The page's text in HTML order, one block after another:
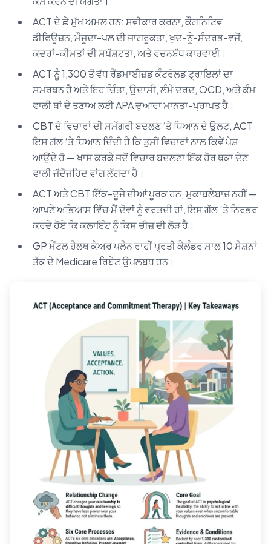
ACT ਦੇ ਛੇ ਮੁੱਖ ਅਮਲ ਹਨ: ਸਵੀਕਾਰ ਕਰਨਾ, ਕੌਗਨਿਟਿਵ
ਡੀਫਿਊਜ਼ਨ, ਮੌਜੂਦਾ-ਪਲ ਦੀ ਜਾਗਰੂਕਤਾ, ਖੁਦ-ਨੂੰ-ਸੰਦਰਭ-ਵਜੋਂ,
ਕਦਰਾਂ-ਕੀਮਤਾਂ ਦੀ ਸਪੱਸ਼ਟਤਾ, ਅਤੇ ਵਚਨਬੱਧ ਕਾਰਵਾਈ।
ACT ਨੂੰ 1,300 ਤੋਂ ਵੱਧ ਰੈਂਡਮਾਈਜ਼ਡ ਕੰਟਰੋਲਡ ਟ੍ਰਾਇਲਾਂ ਦਾ
ਸਮਰਥਨ ਹੈ ਅਤੇ ਇਹ ਚਿੰਤਾ, ਉਦਾਸੀ, ਲੰਮੇ ਦਰਦ, OCD, ਅਤੇ ਕੰਮ
ਵਾਲੀ ਥਾਂ ਦੇ ਤਣਾਅ ਲਈ APA ਦੁਆਰਾ ਮਾਨਤਾ-ਪ੍ਰਾਪਤ ਹੈ।
CBT ਦੇ ਵਿਚਾਰਾਂ ਦੀ ਸਮੱਗਰੀ ਬਦਲਣ ‘ਤੇ ਧਿਆਨ ਦੇ ਉਲਟ, ACT
ਇਸ ਗੱਲ ‘ਤੇ ਧਿਆਨ ਦਿੰਦੀ ਹੈ ਕਿ ਤੁਸੀਂ ਵਿਚਾਰਾਂ ਨਾਲ ਕਿਵੇਂ ਪੇਸ਼
ਆਉਂਦੇ ਹੋ — ਖਾਸ ਕਰਕੇ ਜਦੋਂ ਵਿਚਾਰ ਬਦਲਣਾ ਇੱਕ ਹੋਰ ਥਕਾ ਦੇਣ
ਵਾਲੀ ਜੱਦੋਜਹਿਦ ਵਾਂਗ ਲੱਗਦਾ ਹੈ।
ACT ਅਤੇ CBT ਇੱਕ-ਦੂਜੇ ਦੀਆਂ ਪੂਰਕ ਹਨ, ਮੁਕਾਬਲੇਬਾਜ਼ ਨਹੀਂ —
ਆਪਣੇ ਅਭਿਆਸ ਵਿੱਚ ਮੈਂ ਦੋਵਾਂ ਨੂੰ ਵਰਤਦੀ ਹਾਂ, ਇਸ ਗੱਲ ‘ਤੇ ਨਿਰਭਰ
ਕਰਦੇ ਹੋਏ ਕਿ ਕਲਾਇੰਟ ਨੂੰ ਕਿਸ ਚੀਜ਼ ਦੀ ਲੋੜ ਹੈ।
GP ਮੈਂਟਲ ਹੈਲਥ ਕੇਅਰ ਪਲੈਨ ਰਾਹੀਂ ਪ੍ਰਤੀ ਕੈਲੰਡਰ ਸਾਲ 10 ਸੈਸ਼ਨਾਂ
ਤੱਕ ਦੇ Medicare ਰਿਬੇਟ ਉਪਲਬਧ ਹਨ।